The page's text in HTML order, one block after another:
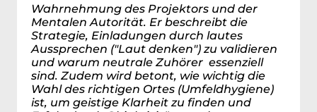
Wahrnehmung des Projektors und der
Mentalen Autorität. Er beschreibt die
Strategie, Einladungen durch lautes
Aussprechen ("Laut denken") zu validieren
und warum neutrale Zuhörer  essenziell
sind. Zudem wird betont, wie wichtig die
Wahl des richtigen Ortes (Umfeldhygiene)
ist, um geistige Klarheit zu finden und